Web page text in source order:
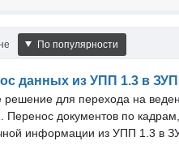
По популярности
данных из УПП 1.3 в ЗУП
решение для перехода на
Перенос документов по
информации из УПП 1.3 в